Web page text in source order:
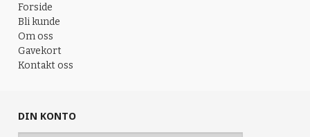
Forside
Bli kunde
Om oss
Gavekort
Kontakt oss
DIN KONTO